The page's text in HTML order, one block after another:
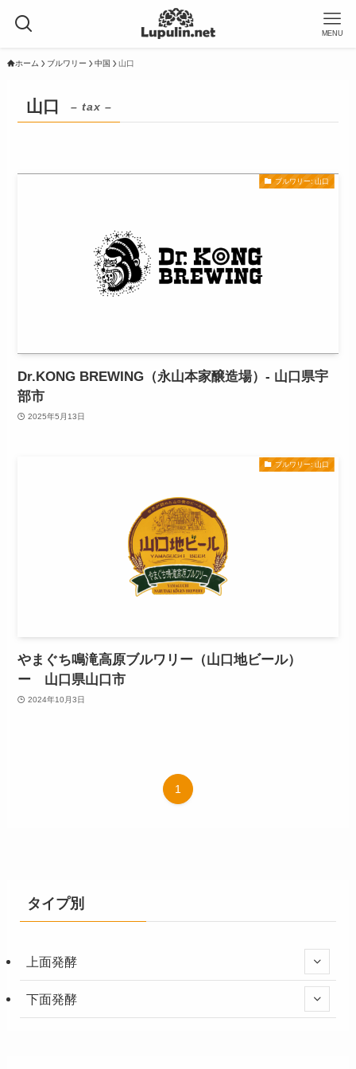
MENU
ホーム ブルワリー 中国 山口
山口 – tax –
ブルワリー: 山口
Dr.KONG BREWING（永山本家醸造場）- 山口県宇
部市
2025年5月13日
ブルワリー: 山口
やまぐち鳴滝高原ブルワリー（山口地ビール）
ー 山口県山口市
2024年10月3日
1
タイプ別
上面発酵
下面発酵